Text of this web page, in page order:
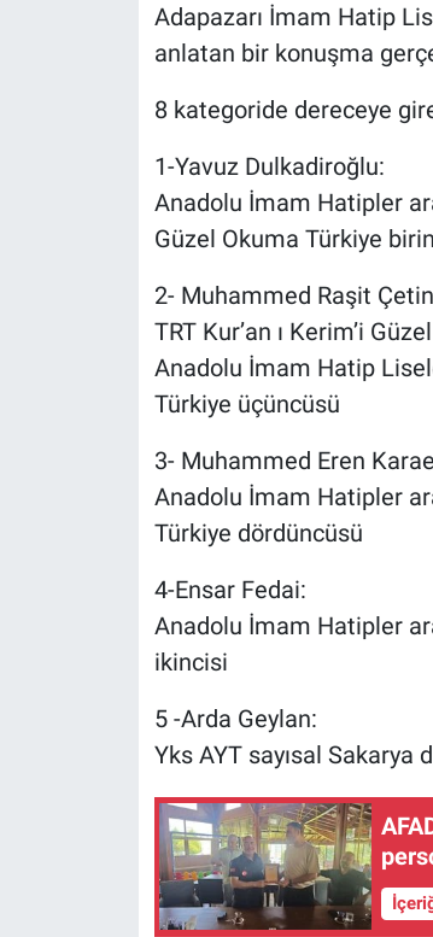
Adapazarı İmam Hatip
anlatan bir konuşma
8 kategoride dereceye
1-Yavuz Dulkadiroğlu:
Anadolu İmam Hatipler
Güzel Okuma Türkiye
2- Muhammed Raşit
TRT Kur’an ı Kerim’i
Anadolu İmam Hatip
Türkiye üçüncüsü
3- Muhammed Eren
Anadolu İmam Hatipler
Türkiye dördüncüsü
4-Ensar Fedai:
Anadolu İmam Hatipler
ikincisi
5 -Arda Geylan:
Yks AYT sayısal Sakarya